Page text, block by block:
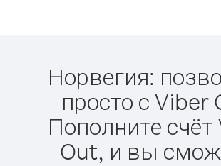
Норвегия:
просто с Viber
Пополните
Out, и вы